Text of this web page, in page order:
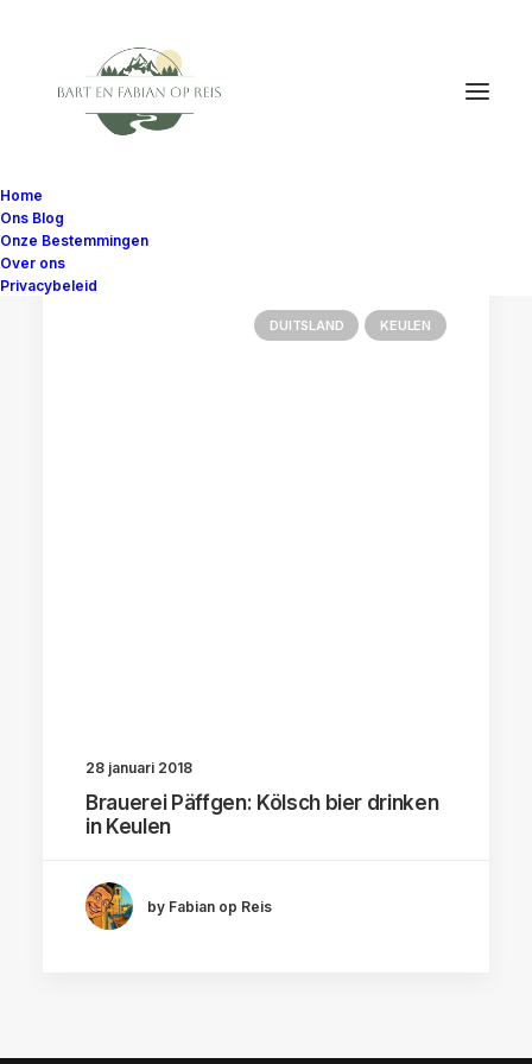
Home
Ons Blog
Onze Bestemmingen
Over ons
Privacybeleid
DUITSLAND KEULEN
28 januari 2018
Brauerei Päffgen: Kölsch bier drinken
in Keulen
by Fabian op Reis